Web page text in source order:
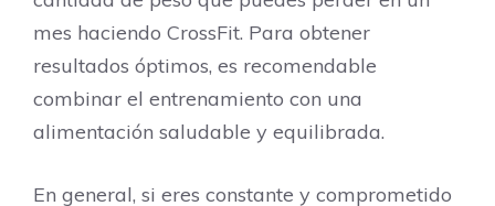
mes haciendo CrossFit. Para obtener
resultados óptimos, es recomendable
combinar el entrenamiento con una
alimentación saludable y equilibrada.
En general, si eres constante y comprometido